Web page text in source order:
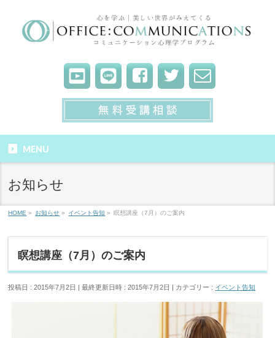
MENU
お知らせ
HOME » お知らせ » イベント告知 » 瞑想講座（7月）のご案内
瞑想講座（7月）のご案内
投稿日 : 2015年7月2日 最終更新日時 : 2015年7月2日 カテゴリー : イベント告知